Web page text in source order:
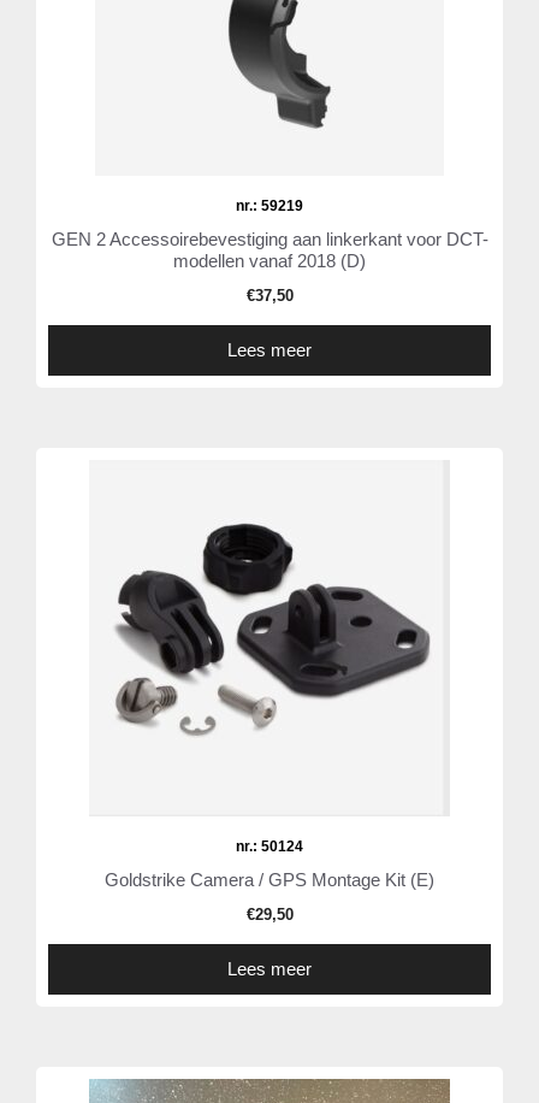
nr.: 59219
GEN 2 Accessoirebevestiging aan linkerkant voor DCT-
modellen vanaf 2018 (D)
€37,50
Lees meer
nr.: 50124
Goldstrike Camera / GPS Montage Kit (E)
€29,50
Lees meer